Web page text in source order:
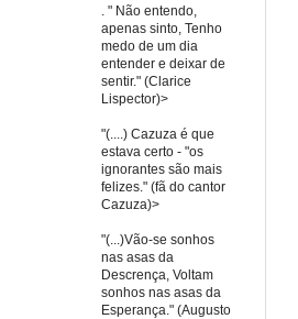
. " Não entendo,
apenas sinto, Tenho
medo de um dia
entender e deixar de
sentir." (Clarice
Lispector)>
"(....) Cazuza é que
estava certo - "os
ignorantes são mais
felizes." (fã do cantor
Cazuza)>
"(...)Vão-se sonhos
nas asas da
Descrença, Voltam
sonhos nas asas da
Esperança." (Augusto